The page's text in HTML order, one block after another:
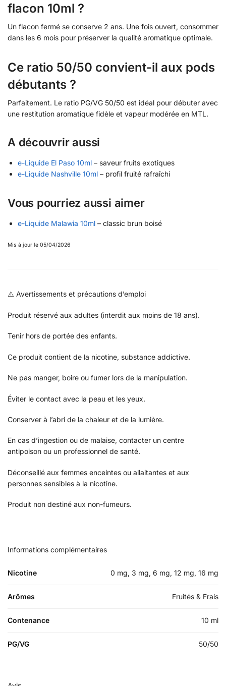
flacon 10ml ?
Un flacon fermé se conserve 2 ans. Une fois ouvert, consommer
dans les 6 mois pour préserver la qualité aromatique optimale.
Ce ratio 50/50 convient-il aux pods
débutants ?
Parfaitement. Le ratio PG/VG 50/50 est idéal pour débuter avec
une restitution aromatique fidèle et vapeur modérée en MTL.
A découvrir aussi
e-Liquide El Paso 10ml – saveur fruits exotiques
e-Liquide Nashville 10ml – profil fruité rafraîchi
Vous pourriez aussi aimer
e-Liquide Malawia 10ml – classic brun boisé
Mis à jour le 05/04/2026
⚠️ Avertissements et précautions d’emploi
Produit réservé aux adultes (interdit aux moins de 18 ans).
Tenir hors de portée des enfants.
Ce produit contient de la nicotine, substance addictive.
Ne pas manger, boire ou fumer lors de la manipulation.
Éviter le contact avec la peau et les yeux.
Conserver à l’abri de la chaleur et de la lumière.
En cas d’ingestion ou de malaise, contacter un centre
antipoison ou un professionnel de santé.
Déconseillé aux femmes enceintes ou allaitantes et aux
personnes sensibles à la nicotine.
Produit non destiné aux non-fumeurs.
Informations complémentaires
Nicotine 0 mg, 3 mg, 6 mg, 12 mg, 16 mg
Arômes Fruités & Frais
Contenance 10 ml
PG/VG 50/50